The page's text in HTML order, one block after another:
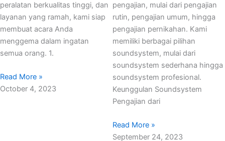
peralatan berkualitas tinggi, dan
layanan yang ramah, kami siap
membuat acara Anda
menggema dalam ingatan
semua orang. 1.
Read More »
October 4, 2023
pengajian, mulai dari pengajian
rutin, pengajian umum, hingga
pengajian pernikahan. Kami
memiliki berbagai pilihan
soundsystem, mulai dari
soundsystem sederhana hingga
soundsystem profesional.
Keunggulan Soundsystem
Pengajian dari
Read More »
September 24, 2023